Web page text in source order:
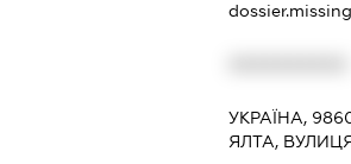
УКРАЇНА,
ЯЛТА,